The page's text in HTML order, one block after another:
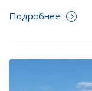
Подробнее